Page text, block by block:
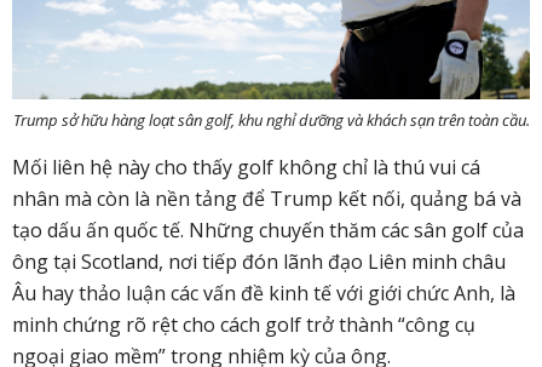
Trump sở hữu hàng loạt sân golf, khu nghỉ dưỡng và khách sạn trên toàn cầu.
Mối liên hệ này cho thấy golf không chỉ là thú vui cá
nhân mà còn là nền tảng để Trump kết nối, quảng bá và
tạo dấu ấn quốc tế. Những chuyến thăm các sân golf của
ông tại Scotland, nơi tiếp đón lãnh đạo Liên minh châu
Âu hay thảo luận các vấn đề kinh tế với giới chức Anh, là
minh chứng rõ rệt cho cách golf trở thành “công cụ
ngoại giao mềm” trong nhiệm kỳ của ông.